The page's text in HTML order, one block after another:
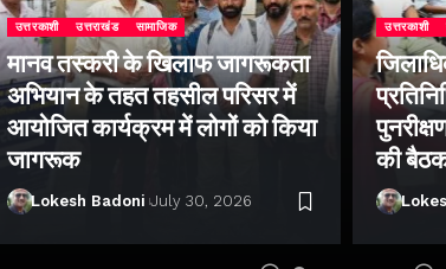
उत्तरकाशी उत्तराखंड सामाजिक
मानव तस्करी के खिलाफ जागरूकता
अभियान के तहत तहसील परिसर में
आयोजित कार्यक्रम में लोगों को किया
जागरूक
Lokesh Badoni July 30, 2026
उत्तरकाशी
की